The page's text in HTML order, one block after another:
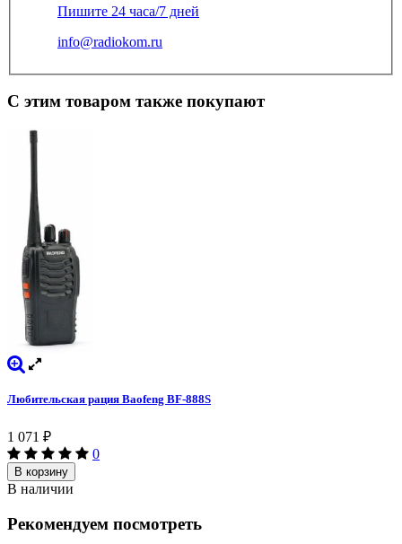
Пишите 24 часа/7 дней
info@radiokom.ru
С этим товаром также покупают
Любительская рация Baofeng BF-888S
1 071 ₽
0
В корзину
В наличии
Рекомендуем посмотреть